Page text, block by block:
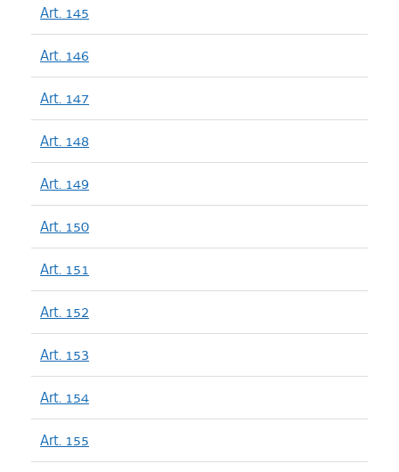
Art. 145
Art. 146
Art. 147
Art. 148
Art. 149
Art. 150
Art. 151
Art. 152
Art. 153
Art. 154
Art. 155